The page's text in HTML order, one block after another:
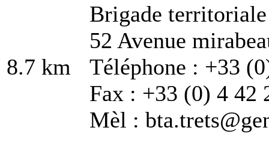
8.7 km
Brigade
52 Avenue
Téléphone : +33
Fax : +33 (0) 4 42
Mèl :